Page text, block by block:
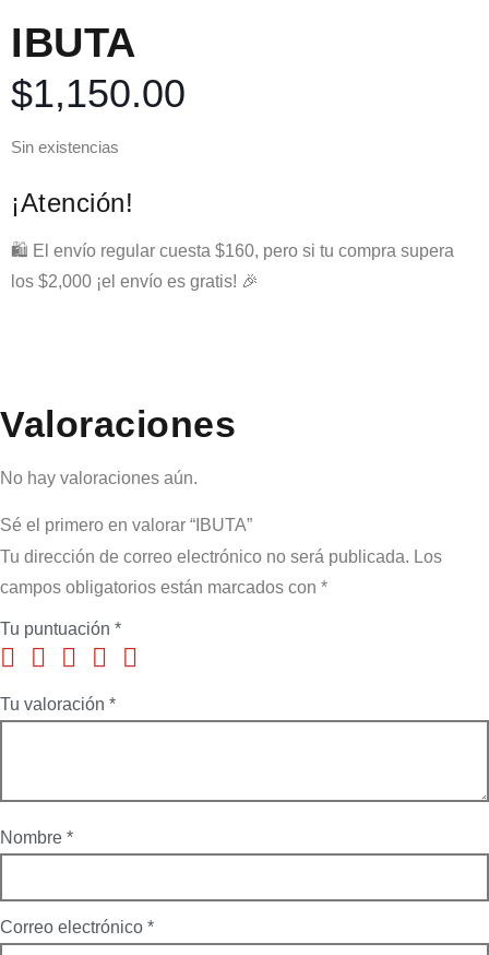
IBUTA
$1,150.00
Sin existencias
¡Atención!
🛍️ El envío regular cuesta $160, pero si tu compra supera
los $2,000 ¡el envío es gratis! 🎉
Valoraciones
No hay valoraciones aún.
Sé el primero en valorar “IBUTA”
Tu dirección de correo electrónico no será publicada. Los
campos obligatorios están marcados con *
Tu puntuación *
Tu valoración *
Nombre *
Correo electrónico *